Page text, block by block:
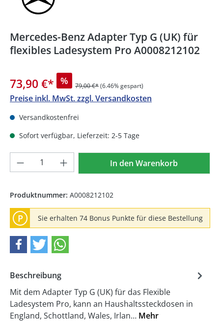
Mercedes-Benz Adapter Typ G (UK) für
flexibles Ladesystem Pro A0008212102
73,90 €* % 79,00 €*(6.46% gespart)
Preise inkl. MwSt. zzgl. Versandkosten
Versandkostenfrei
Sofort verfügbar, Lieferzeit: 2-5 Tage
Produkt Anzahl: Gib denIn den Warenkorb
Produktnummer: A0008212102
P Sie erhalten 74 Bonus Punkte für diese Bestellung
Beschreibung
Mit dem Adapter Typ G (UK) für das Flexible
Ladesystem Pro, kann an Haushaltssteckdosen in
England, Schottland, Wales, Irlan… Mehr